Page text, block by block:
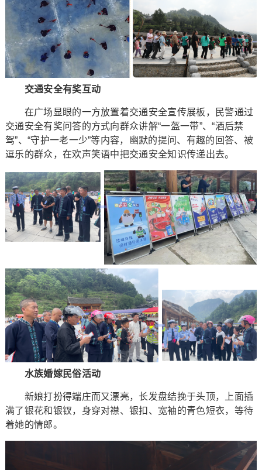
交通安全有奖互动
在广场显眼的一方放置着交通安全宣传展板，民警通过
交通安全有奖问答的方式向群众讲解“一盔一带”、“酒后禁
驾”、“守护一老一少”等内容，幽默的提问、有趣的回答、被
逗乐的群众，在欢声笑语中把交通安全知识传递出去。
水族婚嫁民俗活动
新娘打扮得端庄而又漂亮，长发盘结挽于头顶，上面插
满了银花和银钗，身穿对襟、银扣、宽袖的青色短衣，等待
着她的情郎。